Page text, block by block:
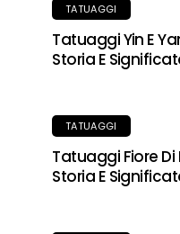
TATUAGGI
Tatuaggi Yin E
Storia E
TATUAGGI
Tatuaggi Fiore Di
Storia E